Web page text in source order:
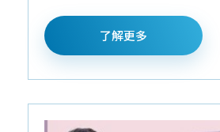
了解更多